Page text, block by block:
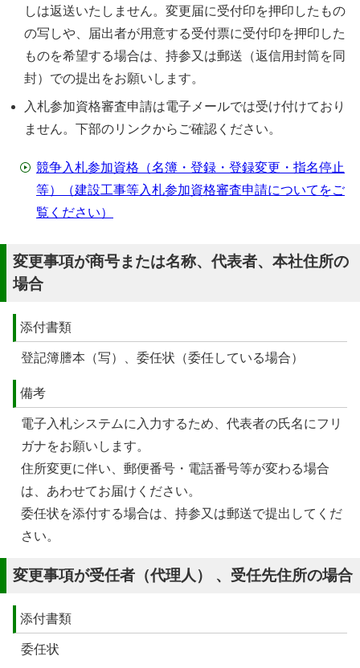
しは返送いたしません。変更届に受付印を押印したもの
の写しや、届出者が用意する受付票に受付印を押印した
ものを希望する場合は、持参又は郵送（返信用封筒を同
封）での提出をお願いします。
入札参加資格審査申請は電子メールでは受け付けており
ません。下部のリンクからご確認ください。
競争入札参加資格（名簿・登録・登録変更・指名停止
等）（建設工事等入札参加資格審査申請についてをご
覧ください）
変更事項が商号または名称、代表者、本社住所の
場合
添付書類
登記簿謄本（写）、委任状（委任している場合）
備考
電子入札システムに入力するため、代表者の氏名にフリ
ガナをお願いします。
住所変更に伴い、郵便番号・電話番号等が変わる場合
は、あわせてお届けください。
委任状を添付する場合は、持参又は郵送で提出してくだ
さい。
変更事項が受任者（代理人） 、受任先住所の場合
添付書類
委任状